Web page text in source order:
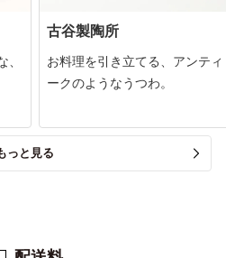
、
古谷製陶所
お料理を引き立てる、アンティ
ークのようなうつわ。
っと見る